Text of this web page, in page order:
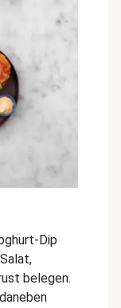
Dip
belegen.